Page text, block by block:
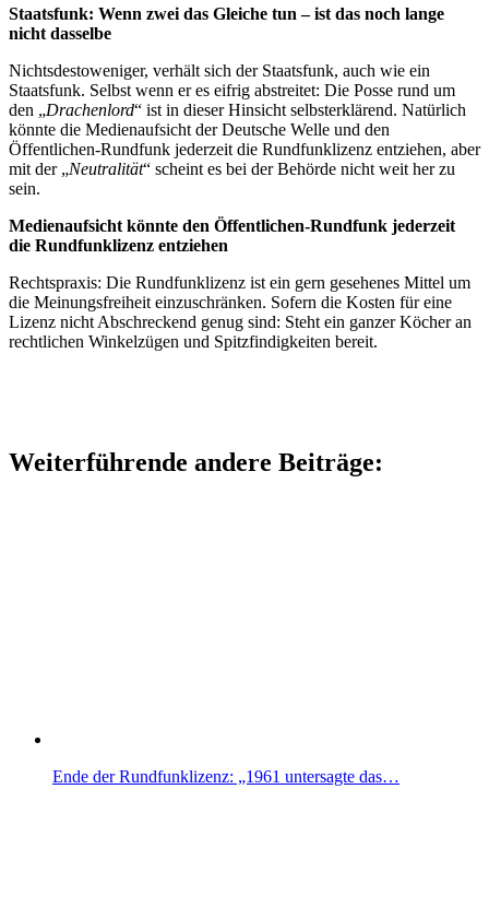
Staatsfunk: Wenn zwei das Gleiche tun – ist das noch lange
nicht dasselbe
Nichtsdestoweniger, verhält sich der Staatsfunk, auch wie ein
Staatsfunk. Selbst wenn er es eifrig abstreitet: Die Posse rund um
den „Drachenlord“ ist in dieser Hinsicht selbsterklärend. Natürlich
könnte die Medienaufsicht der Deutsche Welle und den
Öffentlichen-Rundfunk jederzeit die Rundfunklizenz entziehen, aber
mit der „Neutralität“ scheint es bei der Behörde nicht weit her zu
sein.
Medienaufsicht könnte den Öffentlichen-Rundfunk jederzeit
die Rundfunklizenz entziehen
Rechtspraxis: Die Rundfunklizenz ist ein gern gesehenes Mittel um
die Meinungsfreiheit einzuschränken. Sofern die Kosten für eine
Lizenz nicht Abschreckend genug sind: Steht ein ganzer Köcher an
rechtlichen Winkelzügen und Spitzfindigkeiten bereit.
Weiterführende andere Beiträge:
Ende der Rundfunklizenz: „1961 untersagte das…